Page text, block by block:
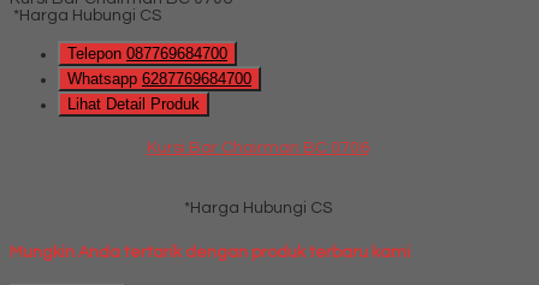
*Harga Hubungi CS
Telepon 087769684700
Whatsapp 6287769684700
Lihat Detail Produk
Kursi Bar Chairman BC 0706
*Harga Hubungi CS
Mungkin Anda tertarik dengan produk terbaru kami